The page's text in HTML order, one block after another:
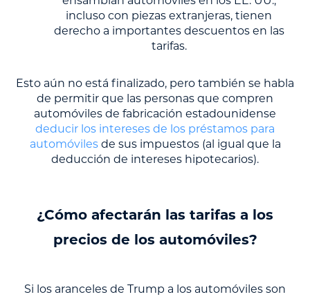
incluso con piezas extranjeras, tienen
derecho a importantes descuentos en las
tarifas.
Esto aún no está finalizado, pero también se habla
de permitir que las personas que compren
automóviles de fabricación estadounidense
deducir los intereses de los préstamos para
automóvilesde sus impuestos (al igual que la
deducción de intereses hipotecarios).
¿Cómo afectarán las tarifas a los
precios de los automóviles?
Si los aranceles de Trump a los automóviles son